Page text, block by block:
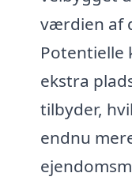
værdien af
ekstra
tilbyder,
endnu